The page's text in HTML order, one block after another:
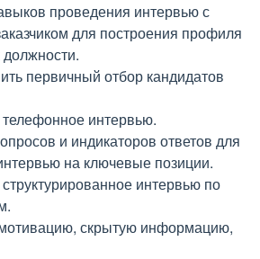
проведения интервью с
для построения профиля
первичный отбор кандидатов
телефонное интервью.
и индикаторов ответов для
на ключевые позиции.
интервью по
скрытую информацию,